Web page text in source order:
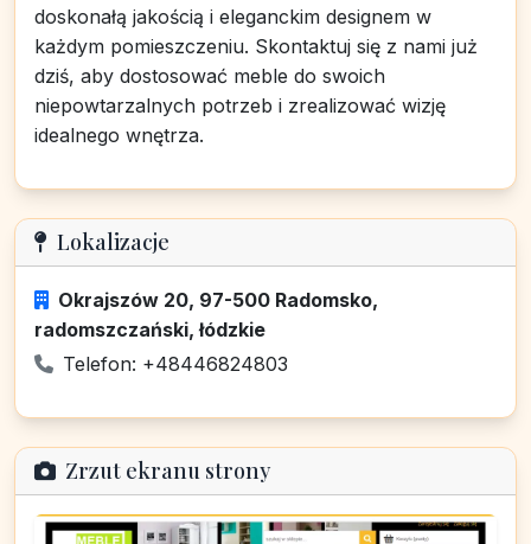
doskonałą jakością i eleganckim designem w
każdym pomieszczeniu. Skontaktuj się z nami już
dziś, aby dostosować meble do swoich
niepowtarzalnych potrzeb i zrealizować wizję
idealnego wnętrza.
Lokalizacje
Okrajszów 20, 97-500 Radomsko,
radomszczański, łódzkie
Telefon: +48446824803
Zrzut ekranu strony